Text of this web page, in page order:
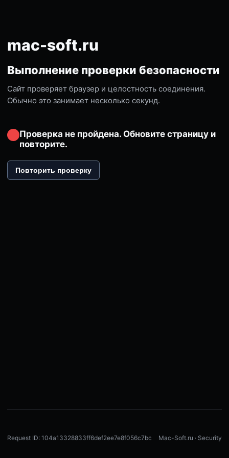
mac-soft.ru
Выполнение проверки безопасности
Сайт проверяет браузер и целостность соединения.
Обычно это занимает несколько секунд.
Проверка не пройдена. Обновите страницу и
повторите.
Повторить проверку
Request ID: 104a13328833ff6def2ee7e8f056c7bc Mac-Soft.ru · Security